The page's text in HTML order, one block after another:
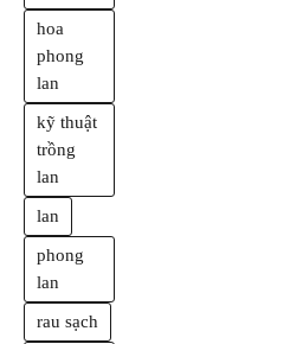
hoa
phong
lan
kỹ thuật
trồng
lan
lan
phong
lan
rau sạch